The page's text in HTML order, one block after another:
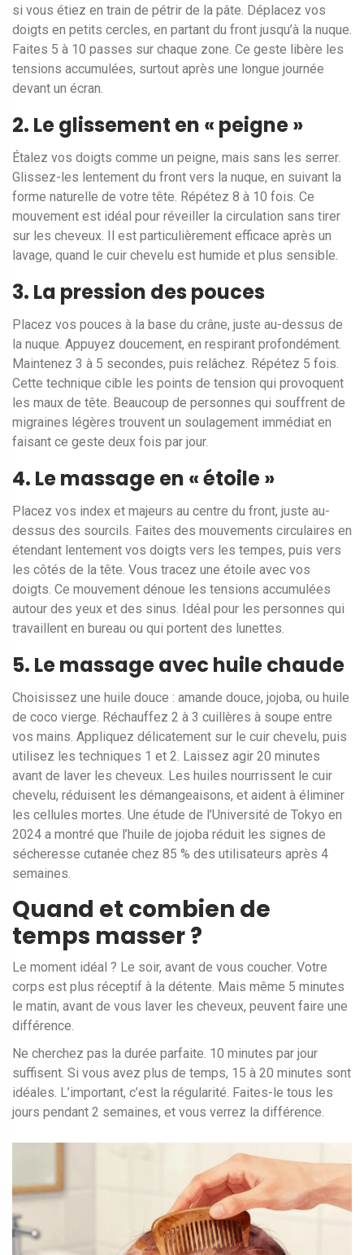
si vous étiez en train de pétrir de la pâte. Déplacez vos
doigts en petits cercles, en partant du front jusqu’à la nuque.
Faites 5 à 10 passes sur chaque zone. Ce geste libère les
tensions accumulées, surtout après une longue journée
devant un écran.
2. Le glissement en « peigne »
Étalez vos doigts comme un peigne, mais sans les serrer.
Glissez-les lentement du front vers la nuque, en suivant la
forme naturelle de votre tête. Répétez 8 à 10 fois. Ce
mouvement est idéal pour réveiller la circulation sans tirer
sur les cheveux. Il est particulièrement efficace après un
lavage, quand le cuir chevelu est humide et plus sensible.
3. La pression des pouces
Placez vos pouces à la base du crâne, juste au-dessus de
la nuque. Appuyez doucement, en respirant profondément.
Maintenez 3 à 5 secondes, puis relâchez. Répétez 5 fois.
Cette technique cible les points de tension qui provoquent
les maux de tête. Beaucoup de personnes qui souffrent de
migraines légères trouvent un soulagement immédiat en
faisant ce geste deux fois par jour.
4. Le massage en « étoile »
Placez vos index et majeurs au centre du front, juste au-
dessus des sourcils. Faites des mouvements circulaires en
étendant lentement vos doigts vers les tempes, puis vers
les côtés de la tête. Vous tracez une étoile avec vos
doigts. Ce mouvement dénoue les tensions accumulées
autour des yeux et des sinus. Idéal pour les personnes qui
travaillent en bureau ou qui portent des lunettes.
5. Le massage avec huile chaude
Choisissez une huile douce : amande douce, jojoba, ou huile
de coco vierge. Réchauffez 2 à 3 cuillères à soupe entre
vos mains. Appliquez délicatement sur le cuir chevelu, puis
utilisez les techniques 1 et 2. Laissez agir 20 minutes
avant de laver les cheveux. Les huiles nourrissent le cuir
chevelu, réduisent les démangeaisons, et aident à éliminer
les cellules mortes. Une étude de l’Université de Tokyo en
2024 a montré que l’huile de jojoba réduit les signes de
sécheresse cutanée chez 85 % des utilisateurs après 4
semaines.
Quand et combien de
temps masser ?
Le moment idéal ? Le soir, avant de vous coucher. Votre
corps est plus réceptif à la détente. Mais même 5 minutes
le matin, avant de vous laver les cheveux, peuvent faire une
différence.
Ne cherchez pas la durée parfaite. 10 minutes par jour
suffisent. Si vous avez plus de temps, 15 à 20 minutes sont
idéales. L’important, c’est la régularité. Faites-le tous les
jours pendant 2 semaines, et vous verrez la différence.